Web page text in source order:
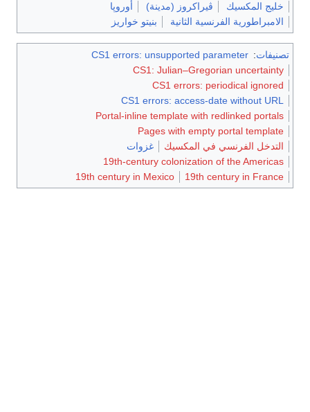
خليج المكسيك
ڤيراكروز (مدينة)
أوروپا
الامبراطورية الفرنسية الثانية
بنيتو خواريز
تصنيفات:
CS1 errors: unsupported parameter
CS1: Julian–Gregorian uncertainty
CS1 errors: periodical ignored
CS1 errors: access-date without URL
Portal-inline template with redlinked portals
Pages with empty portal template
التدخل الفرنسي في المكسيك
غزوات
19th-century colonization of the Americas
19th century in France
19th century in Mexico